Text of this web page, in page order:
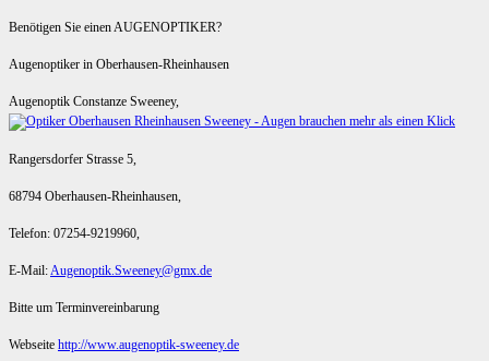
Benötigen Sie einen AUGENOPTIKER?
Augenoptiker in Oberhausen-Rheinhausen
Augenoptik Constanze Sweeney,
Rangersdorfer Strasse 5,
68794 Oberhausen-Rheinhausen,
Telefon: 07254-9219960,
E-Mail:Augenoptik.Sweeney@gmx.de
Bitte um Terminvereinbarung
Webseite http://www.augenoptik-sweeney.de